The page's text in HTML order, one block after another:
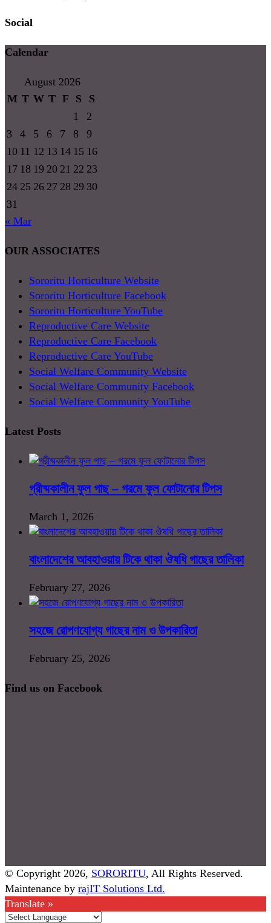
Social
Calendar
August 2026
M T W T F S
S
1
2
3
4 5 6 7 8
9
10 11 12 13 14 15 16
17 18 19 20 21 22 23
24 25 26 27 28 29 30
31
« Mar
OUR ASSOCIATES
Sororitu Horticulture Website
Sororitu Horticulture Facebook
Sororitu Horticulture YouTube
Reproductive Care Website
Reproductive Care Facebook
Reproductive Care YouTube
Social Welfare Community Website
Social Welfare Community Facebook
Social Welfare Community YouTube
Latest Posts
গ্রীষ্মকালীন ফুল গাছ – গরমে ফুল ফোটানোর টিপস
March 1, 2026
বাংলাদেশের আবহাওয়ায় টিকে থাকা ঔষধি গাছের তালিকা
February 27, 2026
সহজে রোপণযোগ্য গাছের নাম ও উপকারিতা
February 25, 2026
Find us on Facebook
© Copyright 2026, SORORITU, All Rights Reserved.
Maintenance by rajIT Solutions Ltd.
Translate »